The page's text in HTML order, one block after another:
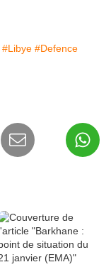
#Libye #Defence